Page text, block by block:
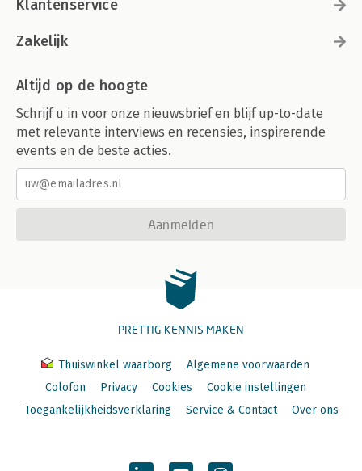
Klantenservice
Zakelijk
Altijd op de hoogte
Schrijf u in voor onze nieuwsbrief en blijf up-to-date
met relevante interviews en recensies, inspirerende
events en de beste acties.
Aanmelden
PRETTIG KENNIS MAKEN
Thuiswinkel waarborg
Algemene voorwaarden
Colofon
Privacy Cookies
Cookie instellingen
Toegankelijkheidsverklaring
Service & Contact Over ons